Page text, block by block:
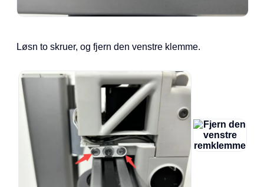
Løsn to skruer, og fjern den venstre klemme.